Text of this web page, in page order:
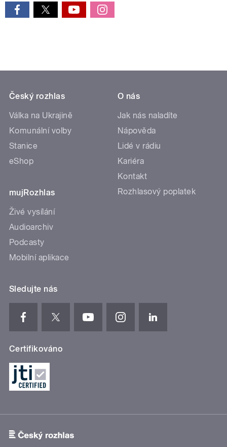
Český rozhlas
Válka na Ukrajině
Komunální volby
Stanice
eShop
mujRozhlas
Živé vysílání
Audioarchiv
Podcasty
Mobilní aplikace
O nás
Jak nás naladíte
Nápověda
Lidé v rádiu
Kariéra
Kontakt
Rozhlasový poplatek
Sledujte nás
Certifikováno